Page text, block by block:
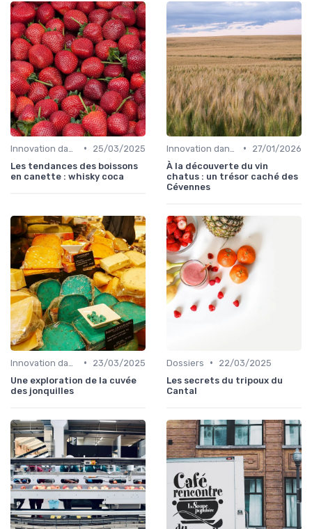
•
25/03/2025
Les tendances des boissons
en canette : whisky coca
•
27/01/2026
À la découverte du vin
chatus : un trésor caché des
Cévennes
•
23/03/2025
Une exploration de la cuvée
des jonquilles
Dossiers •
22/03/2025
Les secrets du tripoux du
Cantal